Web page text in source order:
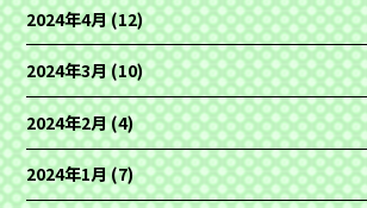
2024年4月(12)
2024年3月(10)
2024年2月(4)
2024年1月(7)